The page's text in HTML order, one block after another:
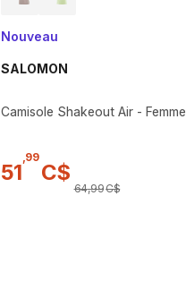
Nouveau
SALOMON
Camisole Shakeout Air - Femme
51
,99
C$
64,99C$